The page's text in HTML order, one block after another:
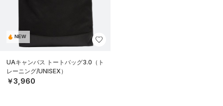
NEW
UAキャンバス トートバッグ3.0（ト
レーニング/UNISEX）
￥3,960